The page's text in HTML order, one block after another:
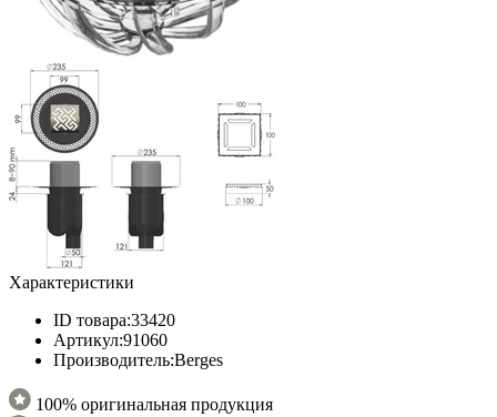
Характеристики
ID товара:33420
Артикул:91060
Производитель:Berges
100% оригинальная продукция